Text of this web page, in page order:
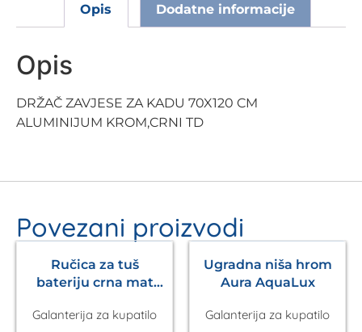
Opis Dodatne informacije
Opis
DRŽAČ ZAVJESE ZA KADU 70X120 CM
ALUMINIJUM KROM,CRNI TD
Povezani proizvodi
Ručica za tuš
bateriju crna mat
HANSGROHE
Galanterija za kupatilo
Ugradna niša hrom
Aura AquaLux
Galanterija za kupatilo